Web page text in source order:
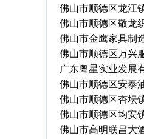
佛山市顺德区龙江
佛山市顺德区敬龙
佛山市金鹰家具制
佛山市顺德区万兴
广东粤星实业发展
佛山市顺德区安泰
佛山市顺德区杏坛
佛山市顺德区均安
佛山市高明联昌大